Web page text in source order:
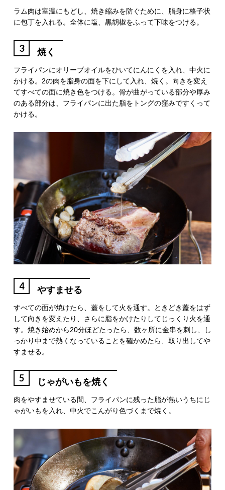
ラム肉は室温にもどし、焼き縮みを防ぐために、脂身に格子状
に包丁を入れる。全体に塩、黒胡椒をふって下味をつける。
3 焼く
フライパンにオリーブオイルをひいてにんにくを入れ、中火に
かける。2の肉を脂身の面を下にして入れ、焼く。向きを変え
てすべての面に焼き色をつける。骨が曲がっている部分や厚み
のある部分は、フライパンに出た脂をトングの窪みですくって
かける。
4 やすませる
すべての面が焼けたら、蓋をして火を通す。ときどき蓋をはず
して向きを変えたり、さらに脂をかけたりしてじっくり火を通
す。焼き始めから20分ほどたったら、数ヶ所に金串を刺し、し
っかり中まで熱くなっていることを確かめたら、取り出してや
すませる。
5 じゃがいもを焼く
肉をやすませている間、フライパンに残った脂が熱いうちにじ
ゃがいもを入れ、中火でこんがり色づくまで焼く。